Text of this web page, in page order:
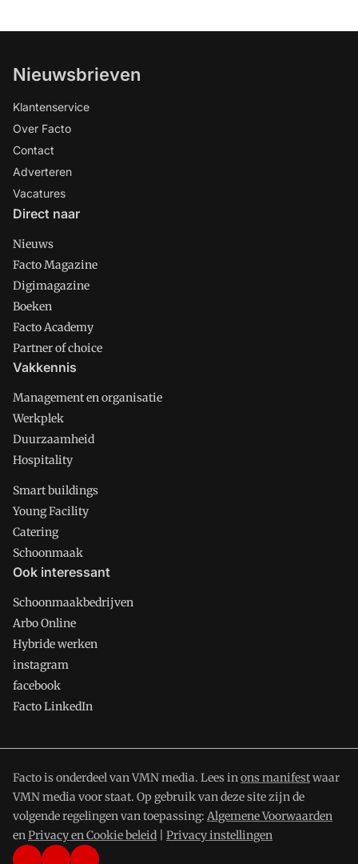
Nieuwsbrieven
Klantenservice
Over Facto
Contact
Adverteren
Vacatures
Direct naar
Nieuws
Facto Magazine
Digimagazine
Boeken
Facto Academy
Partner of choice
Vakkennis
Management en organisatie
Werkplek
Duurzaamheid
Hospitality
Smart buildings
Young Facility
Catering
Schoonmaak
Ook interessant
Schoonmaakbedrijven
Arbo Online
Hybride werken
instagram
facebook
Facto LinkedIn
Facto is onderdeel van VMN media. Lees inons manifestwaar
VMN media voor staat. Op gebruik van deze site zijn de
volgende regelingen van toepassing: Algemene Voorwaarden
enPrivacy en Cookie beleid Privacy instellingen